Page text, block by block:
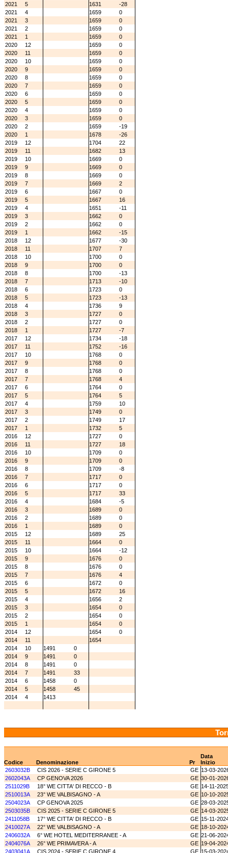
2021
5 1631
-28
2021
4 1659
0
2021
3 1659
0
2021
2 1659
0
2021
1 1659
0
2020
12 1659
0
2020
11 1659
0
2020
10 1659
0
2020
9 1659
0
2020
8 1659
0
2020
7 1659
0
2020
6 1659
0
2020
5 1659
0
2020
4 1659
0
2020
3 1659
0
2020
2 1659
-19
2020
1 1678
-26
2019
12 1704
22
2019
11 1682
13
2019
10 1669
0
2019
9 1669
0
2019
8 1669
0
2019
7 1669
2
2019
6 1667
0
2019
5 1667
16
2019
4 1651
-11
2019
3 1662
0
2019
2 1662
0
2019
1 1662
-15
2018
12 1677
-30
2018
11 1707
7
2018
10 1700
0
2018
9 1700
0
2018
8 1700
-13
2018
7 1713
-10
2018
6 1723
0
2018
5 1723
-13
2018
4 1736
9
2018
3 1727
0
2018
2 1727
0
2018
1 1727
-7
2017
12 1734
-18
2017
11 1752
-16
2017
10 1768
0
2017
9 1768
0
2017
8 1768
0
2017
7 1768
4
2017
6 1764
0
2017
5 1764
5
2017
4 1759
10
2017
3 1749
0
2017
2 1749
17
2017
1 1732
5
2016
12 1727
0
2016
11 1727
18
2016
10 1709
0
2016
9 1709
0
2016
8 1709
-8
2016
7 1717
0
2016
6 1717
0
2016
5 1717
33
2016
4 1684
-5
2016
3 1689
0
2016
2 1689
0
2016
1 1689
0
2015
12 1689
25
2015
11 1664
0
2015
10 1664
-12
2015
9 1676
0
2015
8 1676
0
2015
7 1676
4
2015
6 1672
0
2015
5 1672
16
2015
4 1656
2
2015
3 1654
0
2015
2 1654
0
2015
1 1654
0
2014
12 1654
0
2014
11
1654
2014
10 1491
0
2014
9 1491
0
2014
8 1491
0
2014
7 1491
33
2014
6 1458
0
2014
5 1458
45
2014
4 1413
Data
Codice
Denominazione Pr
Inizio
2603032B
CIS 2026 - SERIE C GIRONE 5 GE 13-03-
2602043A
CP GENOVA 2026 GE 30-01-
2511029B
18° WE CITTA' DI RECCO - B GE 14-11-
2510013A
23° WE VALBISAGNO - A GE 10-10-
2504023A
CP GENOVA 2025 GE 28-03-
2503035B
CIS 2025 - SERIE C GIRONE 5 GE 14-03-
2411058B
17° WE CITTA' DI RECCO - B GE 15-11-
2410027A
22° WE VALBISAGNO - A GE 18-10-
2406032A
6° WE HOTEL MEDITERRANEE - A GE 21-06-
2404076A
26° WE PRIMAVERA - A GE 19-04-
2403041A
CIS 2024 - SERIE C GIRONE 4 GE 15-03-